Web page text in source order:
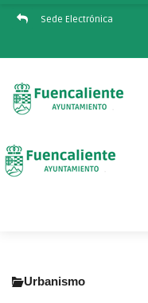
Sede Electrónica
Urbanismo